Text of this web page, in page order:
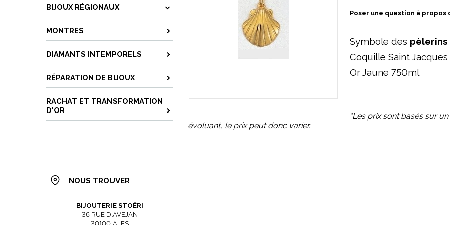
BIJOUX RÉGIONAUX
MONTRES
DIAMANTS INTEMPORELS
RÉPARATION DE BIJOUX
RACHAT ET TRANSFORMATION
D'OR
NOUS TROUVER
BIJOUTERIE STOËRI
36 RUE D'AVEJAN
Poser une question à propos
Symbole des pèlerins
Coquille Saint
Or Jaune 750ml
*Les prix sont basés sur
évoluant, le prix peut donc varier.